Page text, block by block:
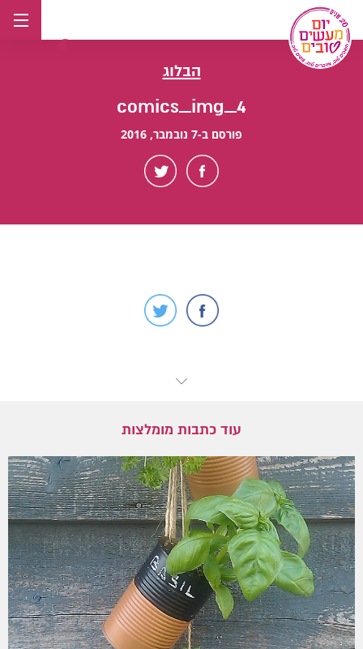
לתוכן
הבלוג
comics_img_4
פורסם ב-7 נובמבר, 2016
עוד כתבות מומלצות